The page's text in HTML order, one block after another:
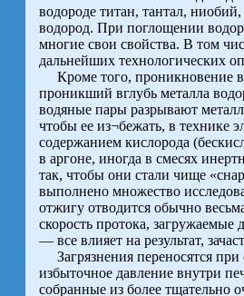
водороде титан, тантал,
водород. При поглощении
многие свои свойства. В том
дальнейших технологических
Кроме того, проникновение
проникший вглубь металла
водяные пары разрывают
чтобы ее из¬бежать, в технике
содержанием кислорода
в аргоне, иногда в смесях
так, чтобы они стали чище
выполнено множество
отжигу отводится обычно
скорость протока,
— все влияет на результат,
Загрязнения переносятся при
избыточное давление внутри
собранные из более тщательно